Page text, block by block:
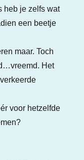
heb je zelfs wat
een beetje
maar. Toch
Het
voor hetzelfde